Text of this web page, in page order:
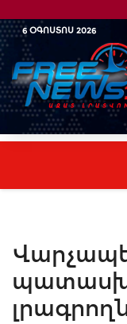
6 ՕԳՈՍՏՈՍ 2026